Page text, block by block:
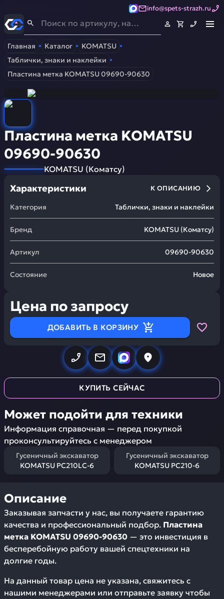
info@spets-strazh.ru
Спец-Страж- Запчасти для спецтехники
Главная Каталог
KOMATSU
Таблички, знаки и наклейки
Пластина метка KOMATSU 09690-90630
Пластина метка KOMATSU
09690-90630
KOMATSU (Коматсу)
Характеристики К ОПИСАНИЮ
Категория Таблички, знаки и наклейки
Бренд KOMATSU (Коматсу)
Артикул 09690-90630
Состояние Новое
Цена по запросу
ДОБАВИТЬ В КОРЗИНУ
КУПИТЬ СЕЙЧАС
Может подойти для техники
Информация справочная — перед покупкой
проконсультируйтесь с менеджером
Гусеничный экскаватор
KOMATSU PC210LC-6
Гусеничный экскаватор
KOMATSU PC210-6
Описание
Заказывая запчасти у нас, вы получаете гарантию
качества и профессиональный подбор. Пластина
метка KOMATSU 09690-90630 — это инвестиция в
бесперебойную работу вашей спецтехники на
долгие годы.
На данный товар цена не указана, свяжитесь с
нашими менеджерами или отправьте заявку чтобы